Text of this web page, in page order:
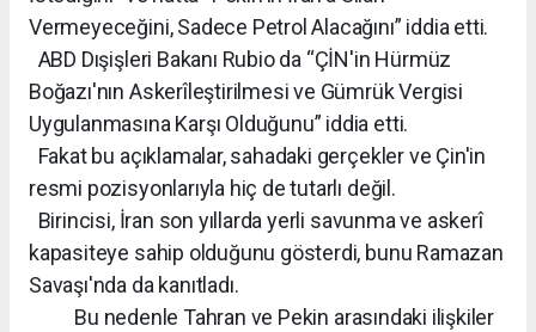
Vermeyeceğini, Sadece Petrol Alacağını” iddia etti.
ABD Dışişleri Bakanı Rubio da “ÇİN'in Hürmüz
Boğazı'nın Askerîleştirilmesi ve Gümrük Vergisi
Uygulanmasına Karşı Olduğunu” iddia etti.
Fakat bu açıklamalar, sahadaki gerçekler ve Çin'in
resmi pozisyonlarıyla hiç de tutarlı değil.
Birincisi, İran son yıllarda yerli savunma ve askerî
kapasiteye sahip olduğunu gösterdi, bunu Ramazan
Savaşı'nda da kanıtladı.
Bu nedenle Tahran ve Pekin arasındaki ilişkiler